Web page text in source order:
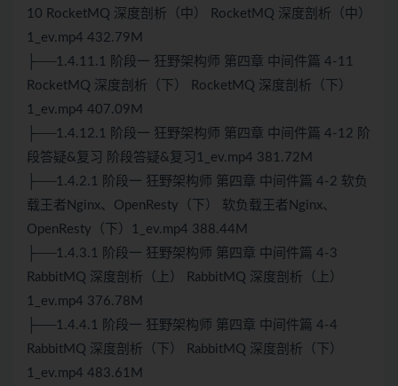
10 RocketMQ 深度剖析（中） RocketMQ 深度剖析（中）
1_ev.mp4 432.79M
├──1.4.11.1 阶段一 狂野架构师 第四章 中间件篇 4-11
RocketMQ 深度剖析（下） RocketMQ 深度剖析（下）
1_ev.mp4 407.09M
├──1.4.12.1 阶段一 狂野架构师 第四章 中间件篇 4-12 阶
段答疑&复习 阶段答疑&复习1_ev.mp4 381.72M
├──1.4.2.1 阶段一 狂野架构师 第四章 中间件篇 4-2 软负
载王者Nginx、OpenResty（下） 软负载王者Nginx、
OpenResty（下）1_ev.mp4 388.44M
├──1.4.3.1 阶段一 狂野架构师 第四章 中间件篇 4-3
RabbitMQ 深度剖析（上） RabbitMQ 深度剖析（上）
1_ev.mp4 376.78M
├──1.4.4.1 阶段一 狂野架构师 第四章 中间件篇 4-4
RabbitMQ 深度剖析（下） RabbitMQ 深度剖析（下）
1_ev.mp4 483.61M